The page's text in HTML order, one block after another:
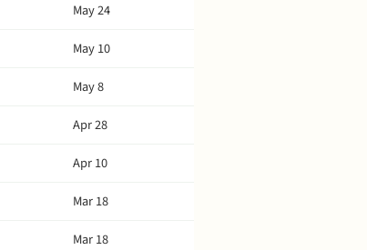
May 24
May 10
May 8
Apr 28
Apr 10
Mar 18
Mar 18